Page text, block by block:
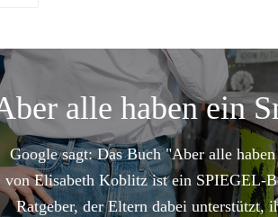
alle haben ein
Google sagt: Das Buch "Aber alle
von Elisabeth Koblitz ist ein SPIEGEL-
Ratgeber, der Eltern dabei unterstützt,